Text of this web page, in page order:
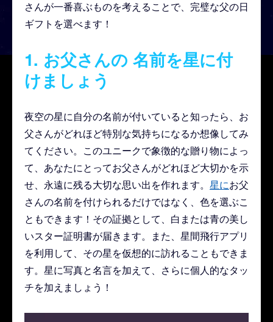
さんが一番喜ぶものを考えることで、完璧な父の日
ギフトを選べます！
1. お父さんの 名前を星に付
けましょう
夜空の星に自分の名前が付いていると知ったら、お
父さんがどれほど特別な気持ちになるか想像してみ
てください。このユニークで象徴的な贈り物によっ
て、あなたにとってお父さんがどれほど大切かを示
せ、永遠に残る大切な思い出を作れます。 星にお父
さんの名前を付けられるだけではなく、色を選ぶこ
ともできます！その証拠として、白または青の美し
いスター証明書が届きます。また、星間飛行アプリ
を利用して、その星を仮想的に訪れることもできま
す。星に写真と名言を加えて、さらに個人的なタッ
チを加えましょう！